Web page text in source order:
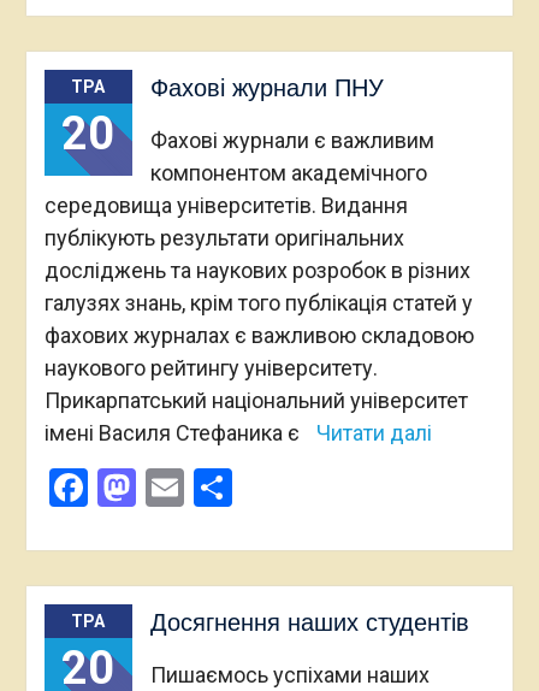
ТРА
20
Фахові журнали ПНУ
Фахові журнали є важливим
компонентом академічного
середовища університетів. Видання
публікують результати оригінальних
досліджень та наукових розробок в різних
галузях знань, крім того публікація статей у
фахових журналах є важливою складовою
наукового рейтингу університету.
Прикарпатський національний університет
імені Василя Стефаника є
Читати далі
Facebook
Mastodon
EmailПоділитися
ТРА
20
Досягнення наших студентів
Пишаємось успіхами наших